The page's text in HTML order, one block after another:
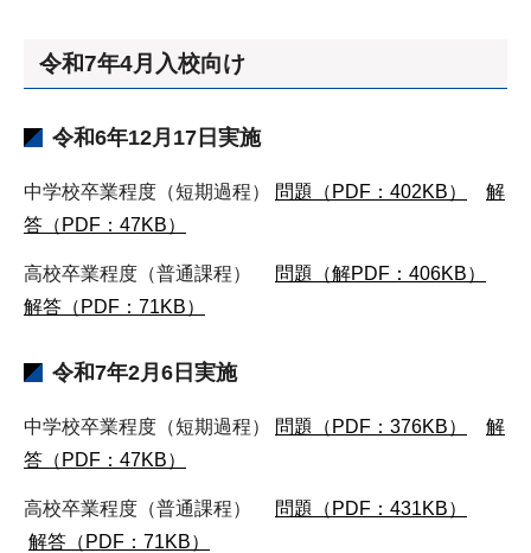
令和7年4月入校向け
令和6年12月17日実施
中学校卒業程度（短期過程） 問題（PDF：402KB）
解
答（PDF：47KB）
高校卒業程度（普通課程）
問題（解PDF：406KB）
解答（PDF：71KB）
令和7年2月6日実施
中学校卒業程度（短期過程） 問題（PDF：376KB）
解
答（PDF：47KB）
高校卒業程度（普通課程）
問題（PDF：431KB）
解答（PDF：71KB）